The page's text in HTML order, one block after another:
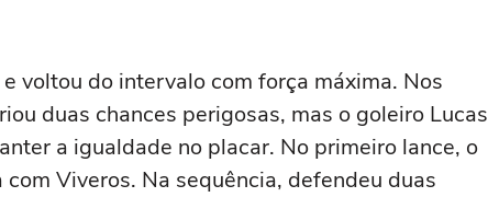
voltou do intervalo com força máxima. Nos
duas chances perigosas, mas o goleiro Lucas
a igualdade no placar. No primeiro lance, o
Viveros. Na sequência, defendeu duas